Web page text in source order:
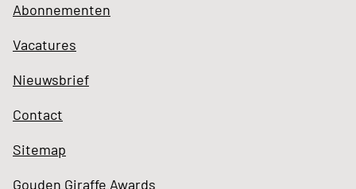
Abonnementen
Vacatures
Nieuwsbrief
Contact
Sitemap
Gouden Giraffe Awards